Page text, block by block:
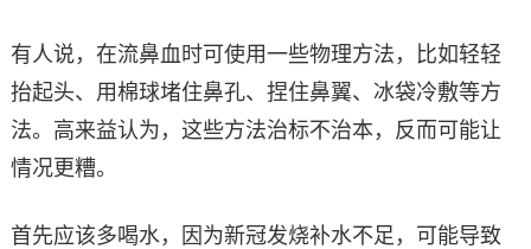
有人说，在流鼻血时可使用一些物理方法，比如轻轻
抬起头、用棉球堵住鼻孔、捏住鼻翼、冰袋冷敷等方
法。高来益认为，这些方法治标不治本，反而可能让
情况更糟。
首先应该多喝水，因为新冠发烧补水不足，可能导致